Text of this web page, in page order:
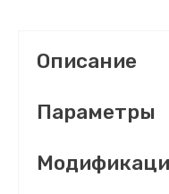
Описание
Параметры